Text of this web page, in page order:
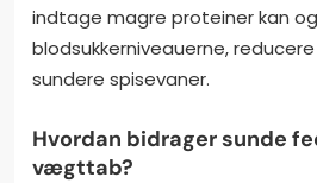
indtage magre proteiner kan
blodsukkerniveauerne,
sundere spisevaner.
Hvordan bidrager sunde
vægttab?